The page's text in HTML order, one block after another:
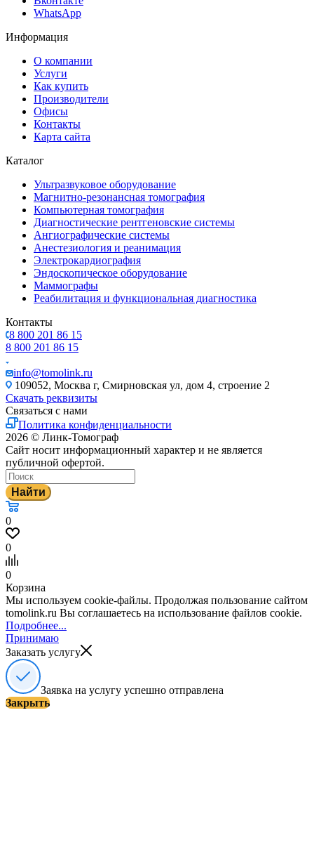
WhatsApp
Информация
О компании
Услуги
Как купить
Производители
Офисы
Контакты
Карта сайта
Каталог
Ультразвуковое оборудование
Магнитно-резонансная томография
Компьютерная томография
Диагностические рентгеновские системы
Ангиографические системы
Анестезиология и реанимация
Электрокардиография
Эндоскопическое оборудование
Маммографы
Реабилитация и функциональная диагностика
Контакты
8 800 201 86 15
8 800 201 86 15
info@tomolink.ru
109052, Москва г, Смирновская ул, дом 4, строение 2
Скачать реквизиты
Связаться с нами
Политика конфиденциальности
2026 © Линк-Томограф
Сайт носит информационный характер и не является
публичной офертой.
Найти
0
0
0
Корзина
Мы используем cookie-файлы. Продолжая пользование сайтом
tomolink.ru Вы соглашаетесь на использование файлов cookie.
Подробнее...
Принимаю
Заказать услугу
Заявка на услугу успешно отправлена
Закрыть